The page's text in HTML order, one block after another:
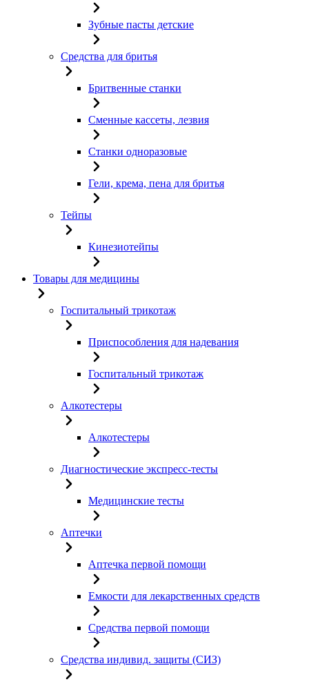
Зубные пасты детские
Средства для бритья
Бритвенные станки
Сменные кассеты, лезвия
Станки одноразовые
Гели, крема, пена для бритья
Тейпы
Кинезиотейпы
Товары для медицины
Госпитальный трикотаж
Приспособления для надевания
Госпитальный трикотаж
Алкотестеры
Алкотестеры
Диагностические экспресс-тесты
Медицинские тесты
Аптечки
Аптечка первой помощи
Емкости для лекарственных средств
Средства первой помощи
Средства индивид. защиты (СИЗ)